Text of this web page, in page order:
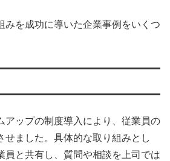
みを成功に導いた企業事例をいくつ
アップの制度導入により、従業員の
せました。具体的な取り組みとし
員と共有し、質問や相談を上司では